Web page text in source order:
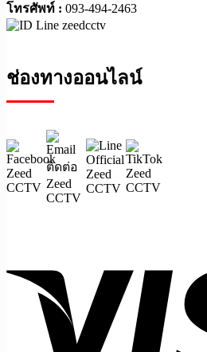
โทรศัพท์ : 093-494-2463
ช่องทางออนไลน์